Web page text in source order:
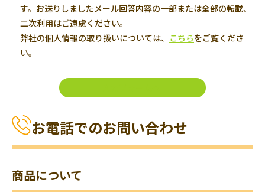
す。お送りしましたメール回答内容の一部または全部の転載、
二次利用はご遠慮ください。
弊社の個人情報の取り扱いについては、 こちらをご覧くださ
い。
お電話でのお問い合わせ
商品について